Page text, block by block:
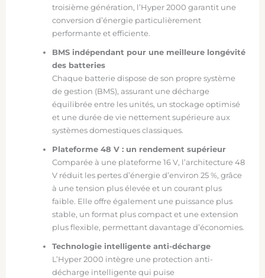
troisième génération, l’Hyper 2000 garantit une
conversion d’énergie particulièrement
performante et efficiente.
BMS indépendant pour une meilleure longévité
des batteries
Chaque batterie dispose de son propre système
de gestion (BMS), assurant une décharge
équilibrée entre les unités, un stockage optimisé
et une durée de vie nettement supérieure aux
systèmes domestiques classiques.
Plateforme 48 V : un rendement supérieur
Comparée à une plateforme 16 V, l’architecture 48
V réduit les pertes d’énergie d’environ 25 %, grâce
à une tension plus élevée et un courant plus
faible. Elle offre également une puissance plus
stable, un format plus compact et une extension
plus flexible, permettant davantage d’économies.
Technologie intelligente anti-décharge
L’Hyper 2000 intègre une protection anti-
décharge intelligente qui puise